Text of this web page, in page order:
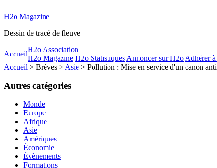
H2o Magazine
Dessin de tracé de fleuve
Accueil
H2o Association
H2o Magazine H2o Statistiques Annoncer sur H2o Adhérer
Accueil > Brèves > Asie > Pollution : Mise en service d'un canon
Autres catégories
Monde
Europe
Afrique
Asie
Amériques
Économie
Évènements
Formations